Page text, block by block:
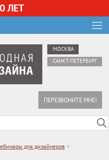
ЛЕТ
МОСКВА
САНКТ-ПЕТЕРБУРГ
ПЕРЕЗВОНИТЕ МНЕ!
для дизайнеров >